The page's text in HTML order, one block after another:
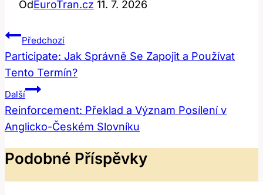
OdEuroTran.cz 11. 7. 2026
Navigace
Pro
Příspěvek
Předchozí
Participate: Jak Správně Se Zapojit a Používat
Tento Termín?
Další
Reinforcement: Překlad a Význam Posílení v
Anglicko-Českém Slovníku
Podobné Příspěvky